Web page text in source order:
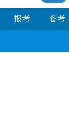
报考 备考